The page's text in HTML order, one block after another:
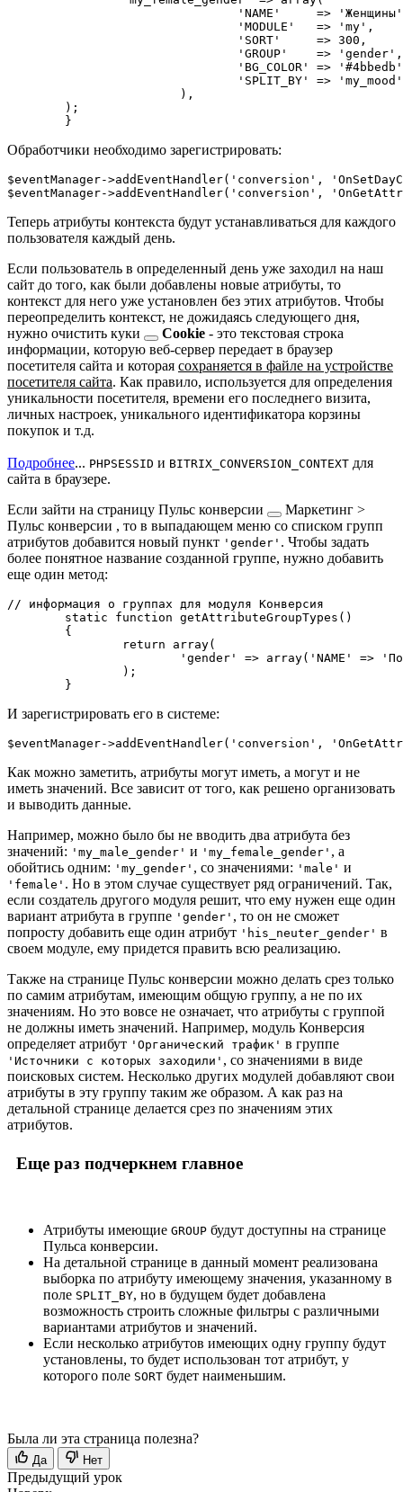
Обработчики необходимо зарегистрировать:
$eventManager->addEventHandler('conversion',
Теперь атрибуты контекста будут устанавливаться для каждого
пользователя каждый день.
Если пользователь в определенный день уже заходил на наш
сайт до того, как были добавлены новые атрибуты, то
контекст для него уже установлен без этих атрибутов. Чтобы
переопределить контекст, не дожидаясь следующего дня,
нужно очистить куки Cookie - это текстовая строка
информации, которую веб-сервер передает в браузер
посетителя сайта и которая сохраняется в файле на устройстве
посетителя сайта. Как правило, используется для определения
уникальности посетителя, времени его последнего визита,
личных настроек, уникального идентификатора корзины
покупок и т.д.
Подробнее... PHPSESSID и BITRIX_CONVERSION_CONTEXT для
сайта в браузере.
Если зайти на страницу Пульс конверсии
Маркетинг >
Пульс конверсии , то в выпадающем меню со списком групп
атрибутов добавится новый пункт 'gender' . Чтобы задать
более понятное название созданной группе, нужно добавить
еще один метод:
// информация о группах для модуля Конверсия
И зарегистрировать его в системе:
Как можно заметить, атрибуты могут иметь, а могут и не
иметь значений. Все зависит от того, как решено организовать
и выводить данные.
Например, можно было бы не вводить два атрибута без
значений: 'my_male_gender' и 'my_female_gender' , а
обойтись одним: 'my_gender' , со значениями: 'male' и
'female' . Но в этом случае существует ряд ограничений. Так,
если создатель другого модуля решит, что ему нужен еще один
вариант атрибута в группе 'gender' , то он не сможет
попросту добавить еще один атрибут 'his_neuter_gender' в
своем модуле, ему придется править всю реализацию.
Также на странице Пульс конверсии можно делать срез только
по самим атрибутам, имеющим общую группу, а не по их
значениям. Но это вовсе не означает, что атрибуты с группой
не должны иметь значений. Например, модуль Конверсия
определяет атрибут 'Органический трафик' в группе
'Источники с которых заходили' , со значениями в виде
поисковых систем. Несколько других модулей добавляют свои
атрибуты в эту группу таким же образом. А как раз на
детальной странице делается срез по значениям этих
атрибутов.
Еще раз подчеркнем главное
Атрибуты имеющие GROUP будут доступны на странице
Пульса конверсии.
На детальной странице в данный момент реализована
выборка по атрибуту имеющему значения, указанному в
поле SPLIT_BY, но в будущем будет добавлена
возможность строить сложные фильтры с различными
вариантами атрибутов и значений.
Если несколько атрибутов имеющих одну группу будут
установлены, то будет использован тот атрибут, у
которого поле SORT будет наименьшим.
Была ли эта страница полезна?
Да Нет
Предыдущий урок